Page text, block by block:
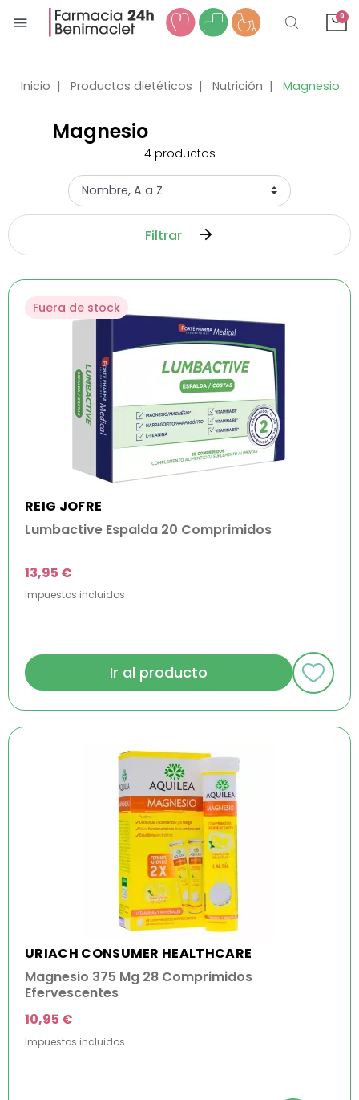
menu 0
Inicio Productos dietéticos Nutrición Magnesio
Magnesio
4 productos
Filtrar
Fuera de stock
REIG JOFRE
Lumbactive Espalda 20 Comprimidos
13,95 €
Impuestos incluidos
Ir al producto
URIACH CONSUMER HEALTHCARE
Magnesio 375 Mg 28 Comprimidos
Efervescentes
10,95 €
Impuestos incluidos